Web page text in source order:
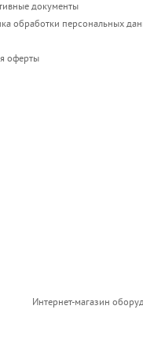
документы
обработки персональных
оферты
Интернет-магазин